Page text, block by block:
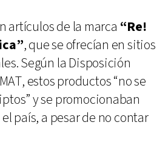
artículos de la marca “Re!
, que se ofrecían en sitios
Según la Disposición
estos productos “no se
y se promocionaban
país, a pesar de no contar